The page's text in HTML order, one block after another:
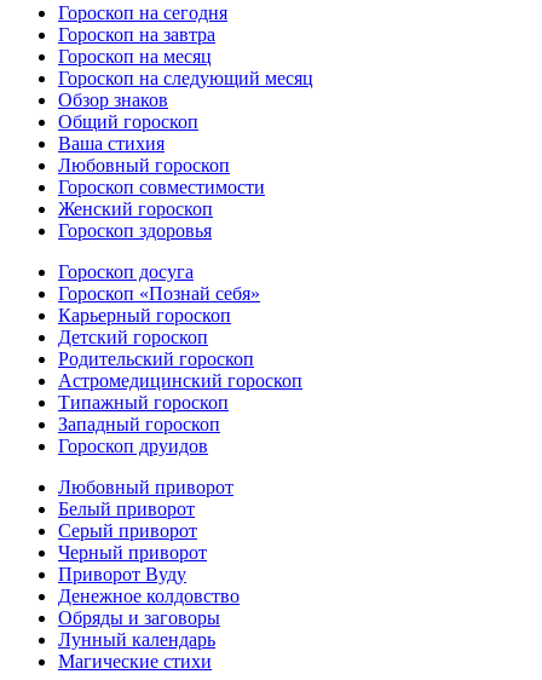
Гороскоп на сегодня
Гороскоп на завтра
Гороскоп на месяц
Гороскоп на следующий месяц
Обзор знаков
Общий гороскоп
Ваша стихия
Любовный гороскоп
Гороскоп совместимости
Женский гороскоп
Гороскоп здоровья
Гороскоп досуга
Гороскоп «Познай себя»
Карьерный гороскоп
Детский гороскоп
Родительский гороскоп
Астромедицинский гороскоп
Типажный гороскоп
Западный гороскоп
Гороскоп друидов
Любовный приворот
Белый приворот
Серый приворот
Черный приворот
Приворот Вуду
Денежное колдовство
Обряды и заговоры
Лунный календарь
Магические стихи